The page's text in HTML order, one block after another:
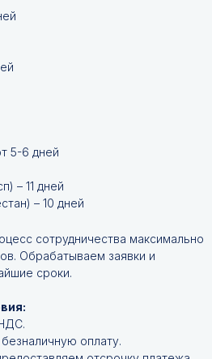
5-6 дней
– 11 дней
– 10 дней
сотрудничества максимально
Обрабатываем заявки и
сроки.
оплату.
по вашим